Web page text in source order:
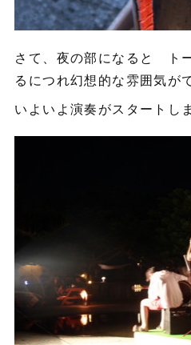
さて、夜の部になると ト
るにつれ幻想的な雰囲気が
いよいよ演奏がスタートし